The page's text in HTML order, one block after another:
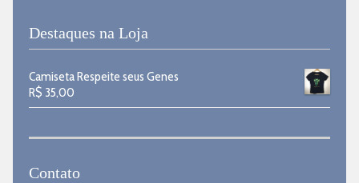
Destaques na Loja
Camiseta Respeite seus Genes
R$ 35,00
Contato